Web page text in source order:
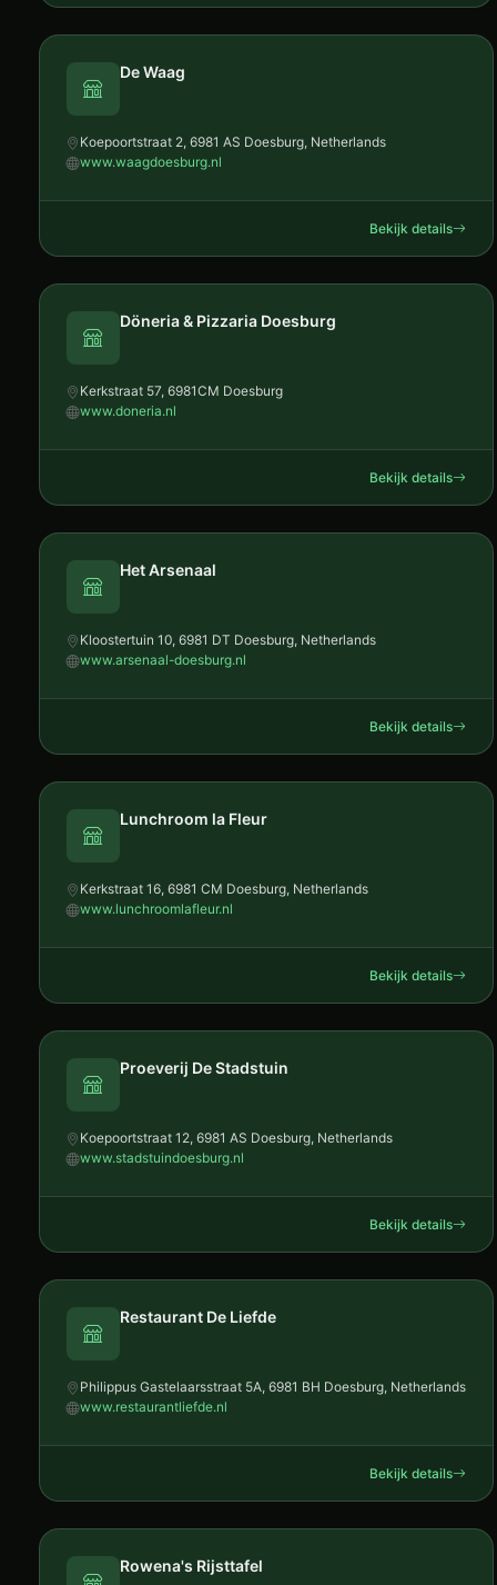
De Waag
Koepoortstraat 2, 6981 AS Doesburg, Netherlands
www.waagdoesburg.nl
Bekijk details
Döneria & Pizzaria Doesburg
Kerkstraat 57, 6981CM Doesburg
www.doneria.nl
Bekijk details
Het Arsenaal
Kloostertuin 10, 6981 DT Doesburg, Netherlands
www.arsenaal-doesburg.nl
Bekijk details
Lunchroom la Fleur
Kerkstraat 16, 6981 CM Doesburg, Netherlands
www.lunchroomlafleur.nl
Bekijk details
Proeverij De Stadstuin
Koepoortstraat 12, 6981 AS Doesburg, Netherlands
www.stadstuindoesburg.nl
Bekijk details
Restaurant De Liefde
Philippus Gastelaarsstraat 5A, 6981 BH Doesburg, Netherlands
www.restaurantliefde.nl
Bekijk details
Rowena's Rijsttafel